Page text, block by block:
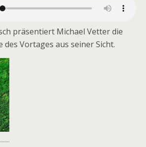
präsentiert Michael Vetter die
des Vortages aus seiner Sicht.